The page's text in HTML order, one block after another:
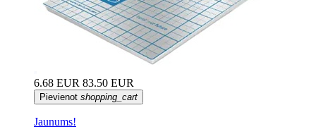
6.68 EUR 83.50 EUR
Pievienot shopping_cart
Jaunums!